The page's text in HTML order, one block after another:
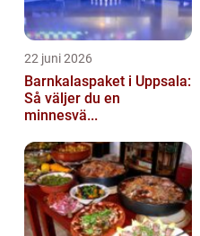
22 juni 2026
Barnkalaspaket i Uppsala:
Så väljer du en
minnesvä...